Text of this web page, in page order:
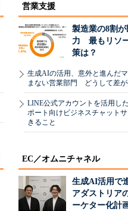
営業支援
製造業の8割
力 最もリソ
策は？
生成AIの活用、意外と進んだ
まない営業部門 どうして差が
LINE公式アカウントを活用し
ポート向けビジネスチャット
きること
EC／オムニチャネル
生成AI活用で
アダストリア
ーケター化計